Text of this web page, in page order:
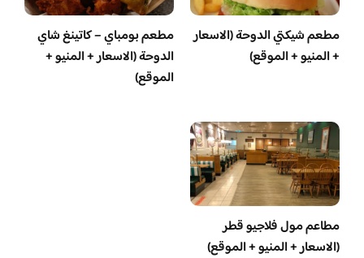
مطعم شيكتي الدوحة (الاسعار
+ المنيو + الموقع)
مطعم بومباي – كاتينغ شاي
الدوحة (الاسعار + المنيو +
الموقع)
مطاعم مول فلاجيو قطر
(الاسعار + المنيو + الموقع)